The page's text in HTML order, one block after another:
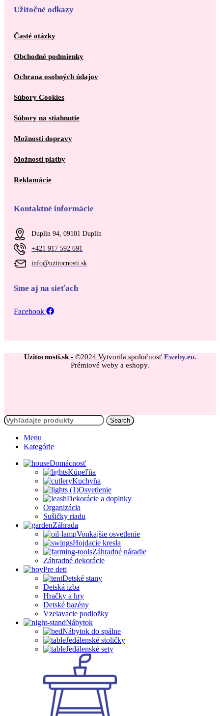
Užitočné odkazy
Časté otázky
Obchodné podmienky
Ochrana osobných údajov
Súbory Cookies
Súbory na stiahnutie
Možnosti dopravy
Možnosti platby
Reklamácie
Kontaktné informácie
Duplín 94, 09101 Duplín
+421 917 592 691
info@uzitocnosti.sk
Sme aj na sieťach
Facebook
Uzitocnosti.sk- ©2024 Vytvorila spoločnosť Eweby.eu.
Prémiové weby a eshopy.
Search
Menu
Kategórie
Domácnosť
Kúpeľňa
Kuchyňa
Osvetlenie
Dekorácie a doplnky
Organizácia
Sušičky riadu
Záhrada
Vonkajšie osvetlenie
Hojdacie kresla
Záhradné náradie
Záhradné dekorácie
Pre deti
Detské stany
Detská izba
Hračky a hry
Detské bazény
Vzelavacie podložky
Nábytok
Nábytok do spálne
Jedálenské stoličky
Jedálenské sety